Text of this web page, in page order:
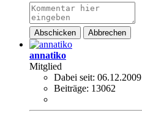
Abschicken Abbrechen
annatiko
Mitglied
Dabei seit: 06.12.2009
Beiträge: 13062